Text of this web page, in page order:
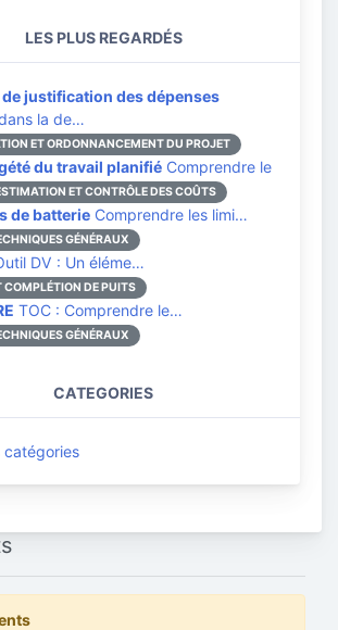
LES PLUS REGARDÉS
de justification des dépenses
la de…
ET ORDONNANCEMENT DU PROJET
du travail planifié Comprendre le
ET CONTRÔLE DES COÛTS
de batterie Comprendre les limi…
GÉNÉRAUX
DV : Un éléme…
COMPLÉTION DE PUITS
TOC : Comprendre le…
GÉNÉRAUX
CATEGORIES
catégories